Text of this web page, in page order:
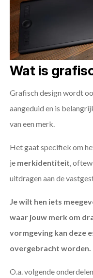
Wat is
Grafisch design wordt
aangeduid en is
van een merk.
Het gaat specifiek om
je merkidentiteit ,
uitdragen aan de
Je wilt hen iets
waar jouw merk om
vormgeving kan deze
overgebracht worden.
O.a. volgende